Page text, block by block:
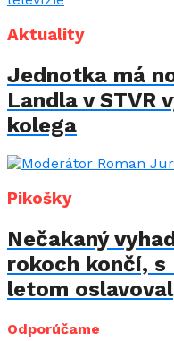
Aktuality
Jednotka má
Landla v STVR
kolega
Pikošky
Nečakaný
rokoch končí,
letom oslavoval
Odporúčame